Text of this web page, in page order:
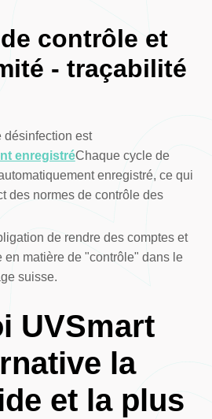
contrôle et
- traçabilité
désinfection est
enregistréChaque cycle de
enregistré, ce qui
des normes de contrôle des
de rendre des comptes et
en matière de "contrôle" dans le
suisse.
UVSmart
la
et la plus